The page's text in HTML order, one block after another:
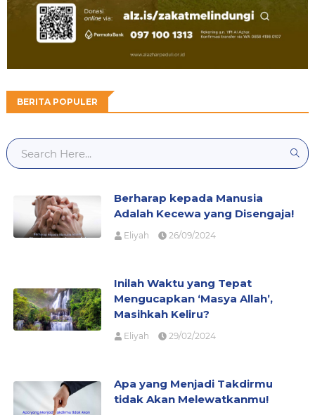
BERITA POPULER
Berharap kepada Manusia
Adalah Kecewa yang Disengaja!
Eliyah 26/09/2024
Inilah Waktu yang Tepat
Mengucapkan ‘Masya Allah’,
Masihkah Keliru?
Eliyah 29/02/2024
Apa yang Menjadi Takdirmu
tidak Akan Melewatkanmu!